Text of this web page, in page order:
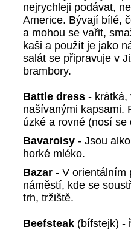
nejrychleji podávat,
Americe. Bývají bílé,
a mohou se vařit,
kaši a použít je jako
salát se připravuje v
brambory.
Battle dress - krátká,
našívanými kapsami.
úzké a rovné (nosí
Bavaroisy - Jsou
horké mléko.
Bazar - V orientálním
náměstí, kde se
trh, tržiště.
Beefsteak (bífstejk) -